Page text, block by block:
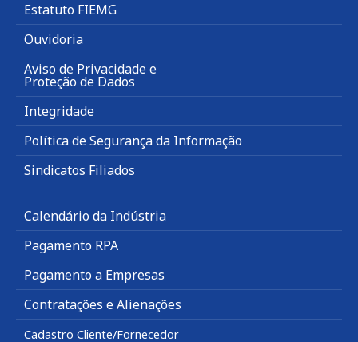
Estatuto FIEMG
Ouvidoria
Aviso de Privacidade e
Proteção de Dados
Integridade
Política de Segurança da Informação
Sindicatos Filiados
Calendário da Indústria
Pagamento RPA
Pagamento a Empresas
Contratações e Alienações
Cadastro Cliente/Fornecedor